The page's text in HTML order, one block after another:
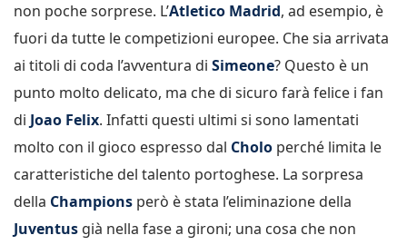
non poche sorprese. L’Atletico Madrid, ad esempio, è
fuori da tutte le competizioni europee. Che sia arrivata
ai titoli di coda l’avventura di Simeone? Questo è un
punto molto delicato, ma che di sicuro farà felice i fan
di Joao Felix. Infatti questi ultimi si sono lamentati
molto con il gioco espresso dal Cholo perché limita le
caratteristiche del talento portoghese. La sorpresa
della Champions però è stata l’eliminazione della
Juventus già nella fase a gironi; una cosa che non